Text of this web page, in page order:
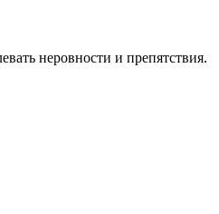
неровности и препятствия.